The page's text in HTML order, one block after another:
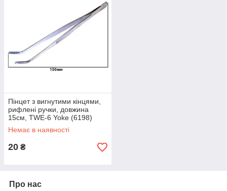
Пінцет з вигнутими кінцями,
рифлені ручки, довжина
15см, TWE-6 Yoke (6198)
Немає в наявності
20 ₴
Про нас